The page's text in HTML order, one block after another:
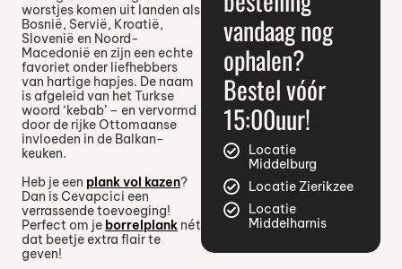
worstjes komen uit landen als
Bosnië, Servië, Kroatië,
Slovenië en Noord-
Macedonië en zijn een echte
favoriet onder liefhebbers
van hartige hapjes. De naam
is afgeleid van het Turkse
woord ‘kebab’ – en vervormd
door de rijke Ottomaanse
invloeden in de Balkan-
keuken.
Heb je een plank vol kazen?
Dan is Cevapcici een
verrassende toevoeging!
Perfect om je borrelplanknét
dat beetje extra flair te
geven!
vandaag nog
ophalen?
Bestel vóór
15:00uur!
Locatie
Middelburg
Locatie Zierikzee
Locatie
Middelharnis